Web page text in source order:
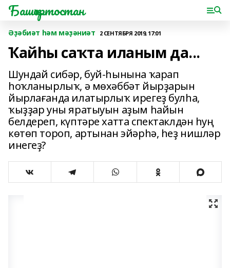
Башҡортостан
Әҙәбиәт һәм мәҙәниәт 2 СЕНТЯБРЯ 2019, 17:01
Ҡайһы саҡта иланым да...
Шундай сибәр, буй-һынына ҡарап
һоҡланырлыҡ, ә мөхәббәт йырҙарын
йырлағанда илатырлыҡ ирегеҙ булһа,
ҡыҙҙар уны яратыуын аҙым һайын
белдереп, күптәре хатта спектаклдән һуң
көтөп тороп, артынан эйәрһә, һеҙ нишләр
инегеҙ?